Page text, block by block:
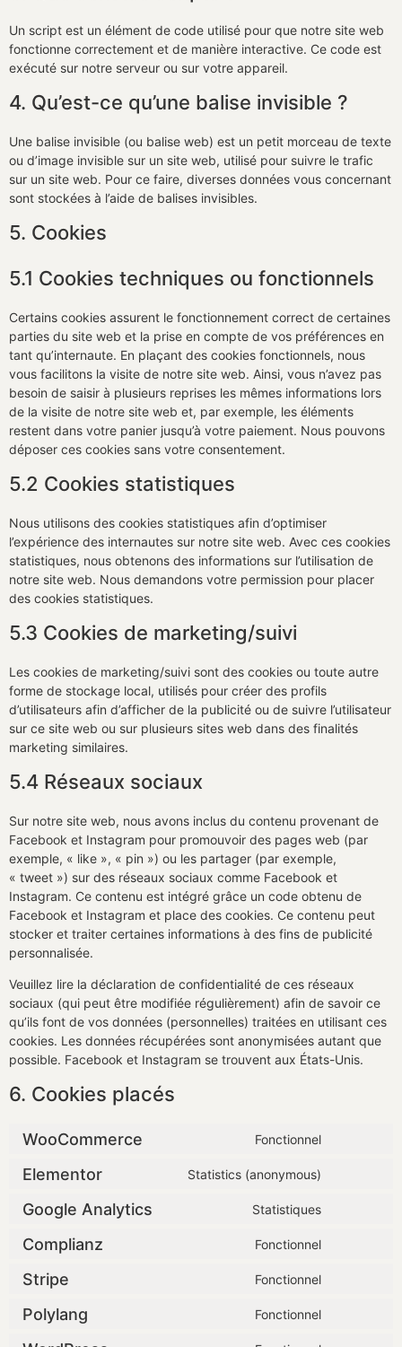
Un script est un élément de code utilisé pour que notre site web
fonctionne correctement et de manière interactive. Ce code est
exécuté sur notre serveur ou sur votre appareil.
4. Qu’est-ce qu’une balise invisible ?
Une balise invisible (ou balise web) est un petit morceau de texte
ou d’image invisible sur un site web, utilisé pour suivre le trafic
sur un site web. Pour ce faire, diverses données vous concernant
sont stockées à l’aide de balises invisibles.
5. Cookies
5.1 Cookies techniques ou fonctionnels
Certains cookies assurent le fonctionnement correct de certaines
parties du site web et la prise en compte de vos préférences en
tant qu’internaute. En plaçant des cookies fonctionnels, nous
vous facilitons la visite de notre site web. Ainsi, vous n’avez pas
besoin de saisir à plusieurs reprises les mêmes informations lors
de la visite de notre site web et, par exemple, les éléments
restent dans votre panier jusqu’à votre paiement. Nous pouvons
déposer ces cookies sans votre consentement.
5.2 Cookies statistiques
Nous utilisons des cookies statistiques afin d’optimiser
l’expérience des internautes sur notre site web. Avec ces cookies
statistiques, nous obtenons des informations sur l’utilisation de
notre site web. Nous demandons votre permission pour placer
des cookies statistiques.
5.3 Cookies de marketing/suivi
Les cookies de marketing/suivi sont des cookies ou toute autre
forme de stockage local, utilisés pour créer des profils
d’utilisateurs afin d’afficher de la publicité ou de suivre l’utilisateur
sur ce site web ou sur plusieurs sites web dans des finalités
marketing similaires.
5.4 Réseaux sociaux
Sur notre site web, nous avons inclus du contenu provenant de
Facebook et Instagram pour promouvoir des pages web (par
exemple, « like », « pin ») ou les partager (par exemple,
« tweet ») sur des réseaux sociaux comme Facebook et
Instagram. Ce contenu est intégré grâce un code obtenu de
Facebook et Instagram et place des cookies. Ce contenu peut
stocker et traiter certaines informations à des fins de publicité
personnalisée.
Veuillez lire la déclaration de confidentialité de ces réseaux
sociaux (qui peut être modifiée régulièrement) afin de savoir ce
qu’ils font de vos données (personnelles) traitées en utilisant ces
cookies. Les données récupérées sont anonymisées autant que
possible. Facebook et Instagram se trouvent aux États-Unis.
6. Cookies placés
WooCommerce Fonctionnel
Elementor Statistics (anonymous)
Google Analytics Statistiques
Complianz Fonctionnel
Stripe Fonctionnel
Polylang Fonctionnel